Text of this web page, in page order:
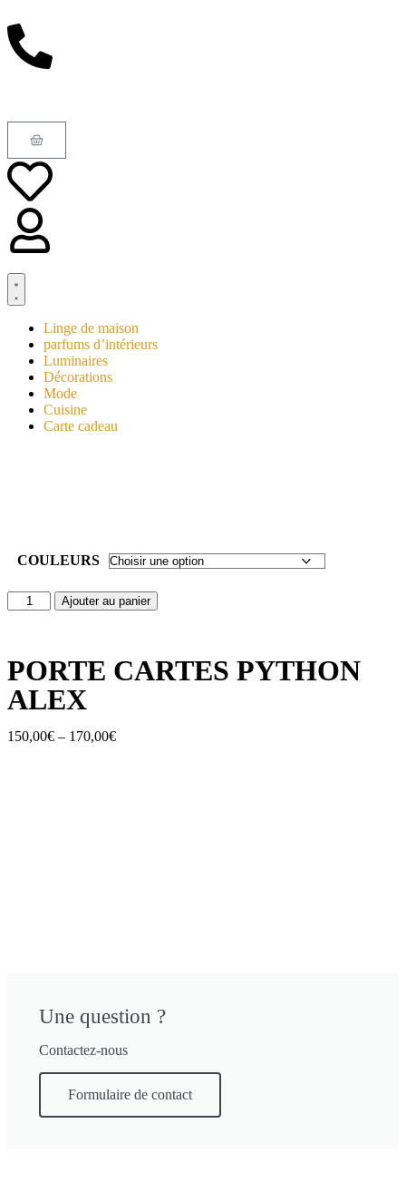
Linge de maison
parfums d’intérieurs
Luminaires
Décorations
Mode
Cuisine
Carte cadeau
COULEURS
Ajouter au panier
PORTE CARTES PYTHON
ALEX
150,00€ – 170,00€
Une question ?
Contactez-nous
Formulaire de contact